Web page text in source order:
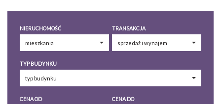
NIERUCHOMOŚĆ TRANSAKCJA
TYP BUDYNKU
CENA OD CENA DO